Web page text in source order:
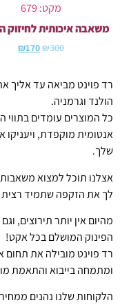
מקט: 679
משאבה איכותית לחיזוק
₪300
₪170
רד פוינט מביאה עד אליך
הולנד וגרמניה.
כל המוצרים עומדים בתווי
אנטומית מוקפדת, ויעניקו
שלך.
אצלנו תוכל למצוא משאבות
לך את הזקפה שתמיד
מהיום אין יותר תירוצים,
הפינוק המושלם בכל אקט!
רד פוינט מובילה את תחום
ומתמחה בייבוא והתאמת
הלקוחות שלנו נהנים